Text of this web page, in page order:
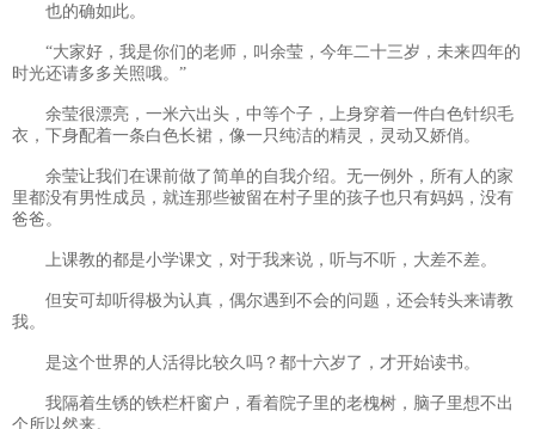
也的确如此。
“大家好，我是你们的老师，叫余莹，今年二十三岁，未来四年的
时光还请多多关照哦。”
余莹很漂亮，一米六出头，中等个子，上身穿着一件白色针织毛
衣，下身配着一条白色长裙，像一只纯洁的精灵，灵动又娇俏。
余莹让我们在课前做了简单的自我介绍。无一例外，所有人的家
里都没有男性成员，就连那些被留在村子里的孩子也只有妈妈，没有
爸爸。
上课教的都是小学课文，对于我来说，听与不听，大差不差。
但安可却听得极为认真，偶尔遇到不会的问题，还会转头来请教
我。
是这个世界的人活得比较久吗？都十六岁了，才开始读书。
我隔着生锈的铁栏杆窗户，看着院子里的老槐树，脑子里想不出
个所以然来。